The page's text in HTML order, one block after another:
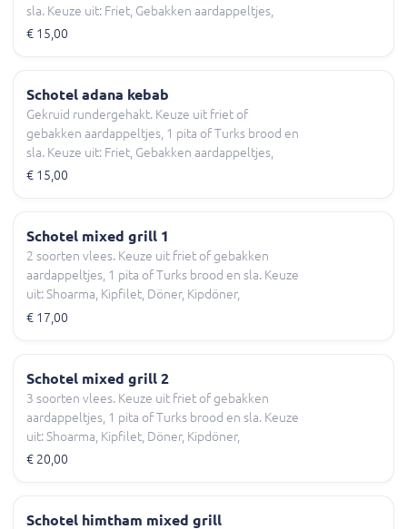
sla. Keuze uit: Friet, Gebakken aardappeltjes,
Geen saus, Knoflooksaus, Sambalsaus en meer.
€ 15,00
Schotel adana kebab
Gekruid rundergehakt. Keuze uit friet of
gebakken aardappeltjes, 1 pita of Turks brood en
sla. Keuze uit: Friet, Gebakken aardappeltjes,
Geen saus, Knoflooksaus, Sambalsaus en meer.
€ 15,00
Schotel mixed grill 1
2 soorten vlees. Keuze uit friet of gebakken
aardappeltjes, 1 pita of Turks brood en sla. Keuze
uit: Shoarma, Kipfilet, Döner, Kipdöner,
Hamburger en meer.
€ 17,00
Schotel mixed grill 2
3 soorten vlees. Keuze uit friet of gebakken
aardappeltjes, 1 pita of Turks brood en sla. Keuze
uit: Shoarma, Kipfilet, Döner, Kipdöner,
Hamburger en meer.
€ 20,00
Schotel himtham mixed grill